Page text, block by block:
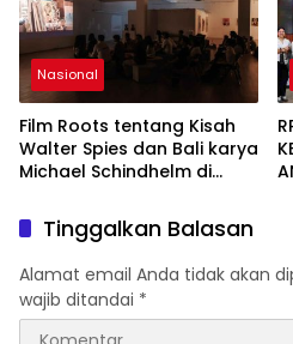
Nasional
Film Roots tentang Kisah
Walter Spies dan Bali karya
Michael Schindhelm di
PujianTinggalkan Balasan
Alamat email Anda tidak akan
wajib ditandai *